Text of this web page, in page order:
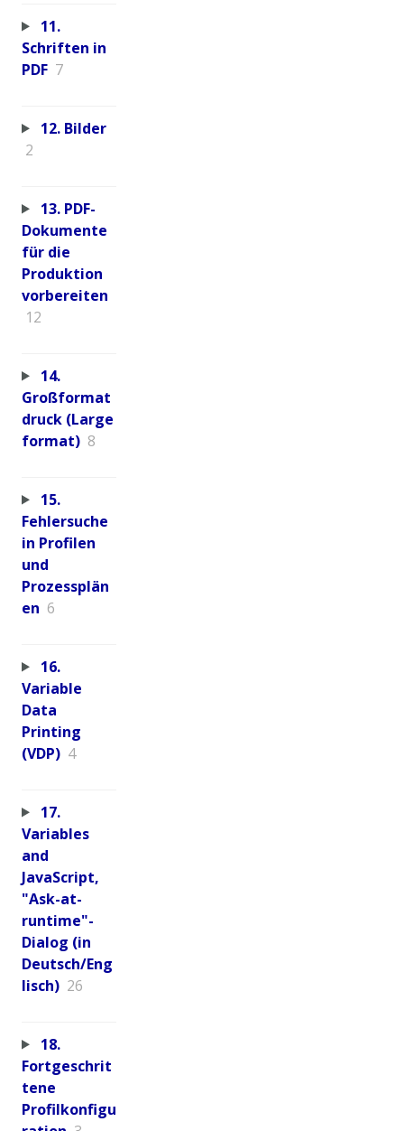
11.
Schriften in
PDF 7
12. Bilder
2
13. PDF-
Dokumente
für die
Produktion
vorbereiten
12
14.
Großformat
druck (Large
format) 8
15.
Fehlersuche
in Profilen
und
Prozessplän
en 6
16.
Variable
Data
Printing
(VDP) 4
17.
Variables
and
JavaScript,
"Ask-at-
runtime"-
Dialog (in
Deutsch/Eng
lisch) 26
18.
Fortgeschrit
tene
Profilkonfigu